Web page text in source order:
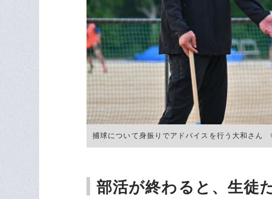
捕球について身振りでアドバイスを行う大和さ
部活が終わると、生徒